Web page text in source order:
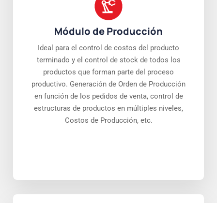
Módulo de Producción
Ideal para el control de costos del producto
terminado y el control de stock de todos los
productos que forman parte del proceso
productivo. Generación de Orden de Producción
en función de los pedidos de venta, control de
estructuras de productos en múltiples niveles,
Costos de Producción, etc.